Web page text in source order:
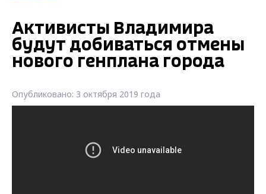
Активисты Владимира
будут добиваться отмены
нового генплана города
Опубликовано: 3 октября 2019 года